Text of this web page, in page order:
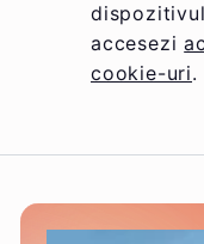
accesezi
cookie-uri.